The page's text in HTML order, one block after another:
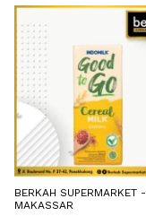
BERKAH SUPERMARKET -
MAKASSAR